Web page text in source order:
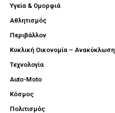
Υγεία & Ομορφιά
Αθλητισμός
Περιβάλλον
Κυκλική Οικονομία – Ανακύκλωση
Τεχνολογία
Auto-Moto
Κόσμος
Πολιτισμός